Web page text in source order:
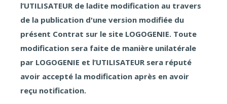
l’UTILISATEUR de ladite modification au travers
de la publication d'une version modifiée du
présent Contrat sur le site LOGOGENIE. Toute
modification sera faite de manière unilatérale
par LOGOGENIE et l’UTILISATEUR sera réputé
avoir accepté la modification après en avoir
reçu notification.